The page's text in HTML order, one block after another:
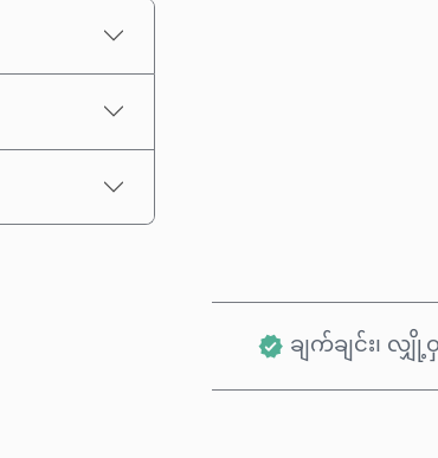
ချက်ချင်း၊ လ